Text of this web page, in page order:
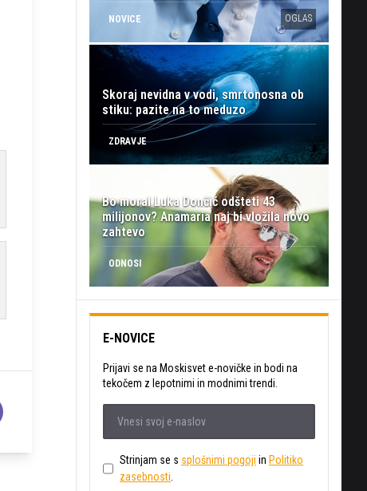
NOVICE OGLAS
Skoraj nevidna v vodi, smrtonosna ob
stiku: pazite na to meduzo
ZDRAVJE
Bo moral Luka Dončić odšteti 43
milijonov? Anamaria naj bi vložila novo
zahtevo
ODNOSI
E-NOVICE
Prijavi se na Moskisvet e-novičke in bodi na
tekočem z lepotnimi in modnimi trendi.
Strinjam se s splošnimi pogoji in Politiko
zasebnosti